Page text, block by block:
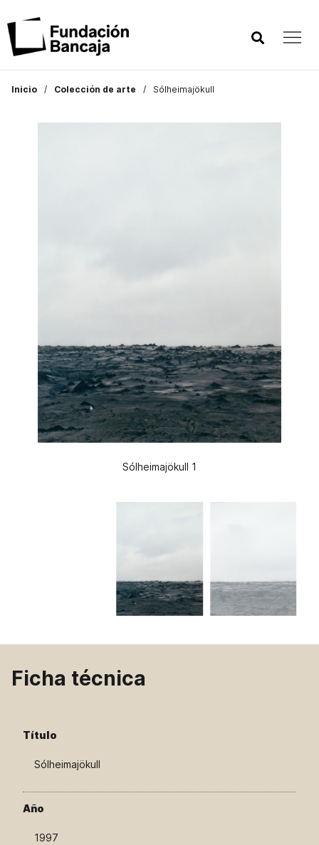
Inicio Colección de arte Sólheimajökull
Sólheimajökull 1
Ficha técnica
Título
Sólheimajökull
Año
1997